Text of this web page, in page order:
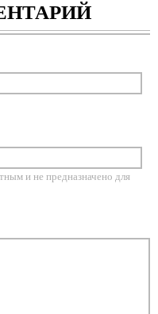
и не предназначено для